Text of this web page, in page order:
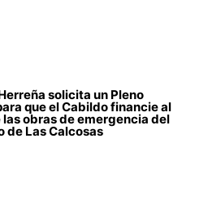
solicita un Pleno
que el Cabildo financie al
las obras de emergencia del
de Las Calcosas